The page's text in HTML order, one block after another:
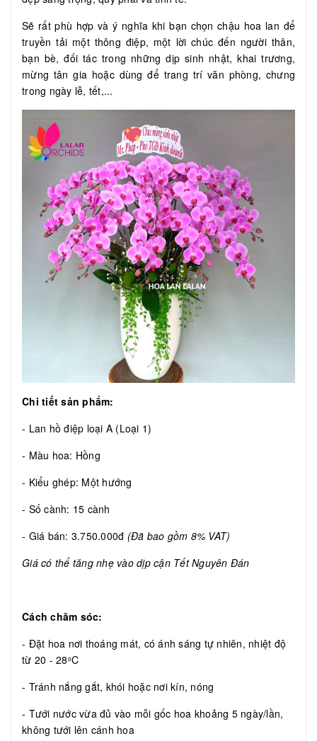
Sẽ rất phù hợp và ý nghĩa khi bạn chọn chậu hoa lan để
truyền tải một thông điệp, một lời chúc đến người thân,
bạn bè, đối tác trong những dịp sinh nhật, khai trương,
mừng tân gia hoặc dùng để trang trí văn phòng, chưng
trong ngày lễ, tết,...
Chi tiết sản phẩm:
- Lan hồ điệp loại A (Loại 1)
- Màu hoa: Hồng
- Kiểu ghép: Một hướng
- Số cành: 15 cành
- Giá bán: 3.750.000đ (Đã bao gồm 8% VAT)
Giá có thể tăng nhẹ vào dịp cận Tết Nguyên Đán
Cách chăm sóc:
- Đặt hoa nơi thoáng mát, có ánh sáng tự nhiên, nhiệt độ
từ 20 - 28oC
- Tránh nắng gắt, khói hoặc nơi kín, nóng
- Tưới nước vừa đủ vào mỗi gốc hoa khoảng 5 ngày/lần,
không tưới lên cánh hoa